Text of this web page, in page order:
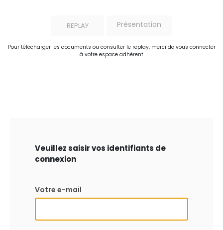
REPLAY Présentation
Pour télécharger les documents ou consulter le replay, merci de vous connecter
à votre espace adhérent
Veuillez saisir vos identifiants de
connexion
Votre e-mail